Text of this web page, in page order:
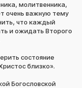
молитвенника,
очень важную тему
что каждый
и ожидать Второго
состояние
близко».
Богословской